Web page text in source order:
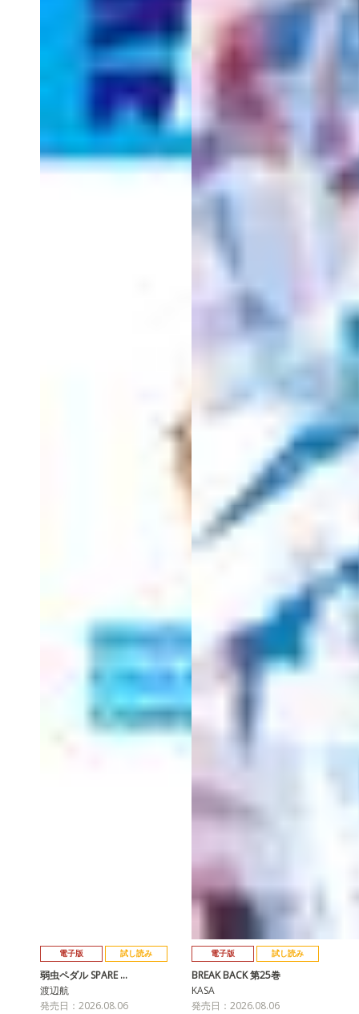
電子版 試し読み
弱虫ペダル SPARE …
渡辺航
発売日：2026.08.06
電子版 試し読み
BREAK BACK 第25巻
KASA
発売日：2026.08.06